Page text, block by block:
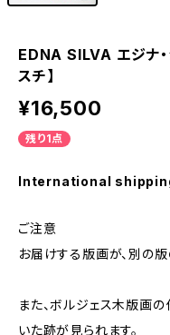
EDNA SILVA エジナ
スチ】
¥16,500
残り1点
International
ご注意
お届けする版画が、別の版
また、ボルジェス木版画
いた跡が見られます。